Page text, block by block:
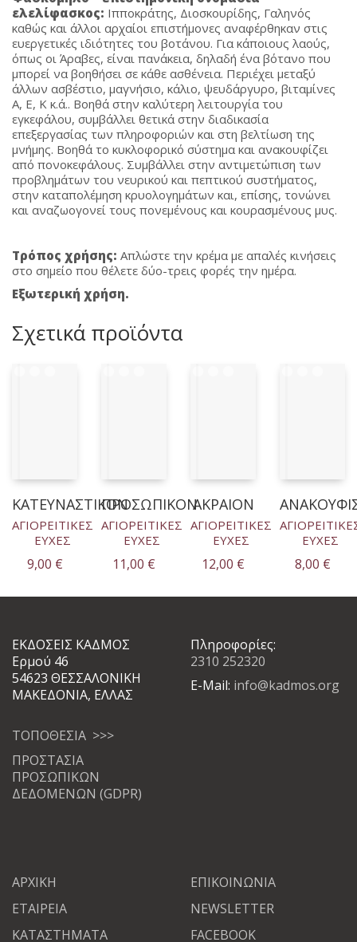
ελελίφασκος: Ιπποκράτης, Διοσκουρίδης, Γαληνός
καθώς και άλλοι αρχαίοι επιστήμονες αναφέρθηκαν στις
ευεργετικές ιδιότητες του βοτάνου. Για κάποιους λαούς,
όπως οι Άραβες, είναι πανάκεια, δηλαδή ένα βότανο που
μπορεί να βοηθήσει σε κάθε ασθένεια. Περιέχει μεταξύ
άλλων ασβέστιο, μαγνήσιο, κάλιο, ψευδάργυρο, βιταμίνες
Α, Ε, Κ κ.ά.. Βοηθά στην καλύτερη λειτουργία του
εγκεφάλου, συμβάλλει θετικά στην διαδικασία
επεξεργασίας των πληροφοριών και στη βελτίωση της
μνήμης. Βοηθά το κυκλοφορικό σύστημα και ανακουφίζει
από πονοκεφάλους. Συμβάλλει στην αντιμετώπιση των
προβλημάτων του νευρικού και πεπτικού συστήματος,
στην καταπολέμηση κρυολογημάτων και, επίσης, τονώνει
και αναζωογονεί τους πονεμένους και κουρασμένους μυς.
Tρόπος χρήσης: Απλώστε την κρέμα με απαλές κινήσεις
στο σημείο που θέλετε δύο-τρεις φορές την ημέρα.
Εξωτερική χρήση.
Σχετικά προϊόντα
ΚΑΤΕΥΝΑΣΤΙΚΟΝ
ΑΓΙΟΡΕΙΤΙΚΕΣ
ΕΥΧΕΣ
9,00 €
ΠΡΟΣΩΠΙΚΟΝ
ΑΓΙΟΡΕΙΤΙΚΕΣ
ΕΥΧΕΣ
11,00 €
ΑΚΡΑΙΟΝ
ΑΓΙΟΡΕΙΤΙΚΕΣ
ΕΥΧΕΣ
12,00 €
ΕΥΧΕΣ
8,00 €
ΕΚΔΟΣΕΙΣ ΚΑΔΜΟΣ
Ερμού 46
54623 ΘΕΣΣΑΛΟΝΙΚΗ
ΜΑΚΕΔΟΝΙΑ, ΕΛΛΑΣ
ΤΟΠΟΘΕΣΙΑ >>>
ΠΡΟΣΤΑΣΙΑ
ΠΡΟΣΩΠΙΚΩΝ
ΔΕΔΟΜΕΝΩΝ (GDPR)
Πληροφορίες:
2310 252320
E-Mail: info@kadmos.org
ΑΡΧΙΚΗ
ΕΤΑΙΡΕΙΑ
ΚΑΤΑΣΤΗΜΑΤΑ
ΕΠΙΚΟΙΝΩΝΙΑ
NEWSLETTER
FACEBOOK